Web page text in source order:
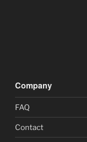
Company
FAQ
Contact